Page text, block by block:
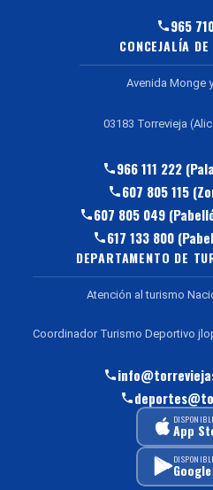
965
CONCEJALÍA
Avenida Monge
03183 Torrevieja
966 111 222
607 805 115
607 805 049
617 133 800
DEPARTAMENTO DE
Atención al turismo
Coordinador Turismo Deportivo
App